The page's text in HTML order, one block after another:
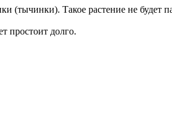
(тычинки). Такое растение не будет
простоит долго.